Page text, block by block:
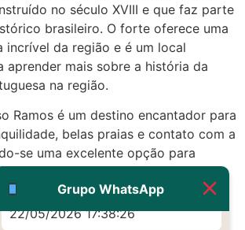
no século XVIII e que faz parte
brasileiro. O forte oferece uma
incrível da região e é um local
aprender mais sobre a história da
na região.
Ramos é um destino encantador para
belas praias e contato com a
se uma excelente opção para
explorar o litoral catarinense.
mifepristona e misoprostol em
Ramos, Santa Catarina? Confira as
Grupo WhatsApp
(879121**** em
http://www.proaborto.com)
Deve ser um corrimento normal
mesmo
G (1199866**** em
http://www.proaborto.com)
Muito obrigadaaaaa
22/05/2026 17:38:26